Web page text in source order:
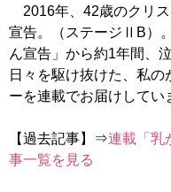
2016年、42歳のクリ
宣告。（ステージⅡB）
ん宣告」から約1年間、
日々を駆け抜けた、私の
ーを連載でお届けしてい
【過去記事】⇒連載「乳
事一覧を見る